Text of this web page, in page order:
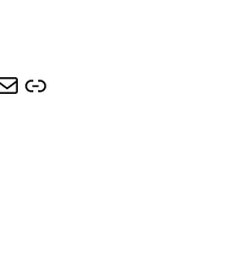
t.me/stoneforest
Ссылка